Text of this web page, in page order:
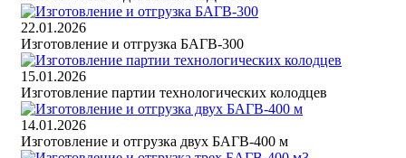
22.01.2026
Изготовление и отгрузка БАГВ-300
15.01.2026
Изготовление партии технологических колодцев
14.01.2026
Изготовление и отгрузка двух БАГВ-400 м